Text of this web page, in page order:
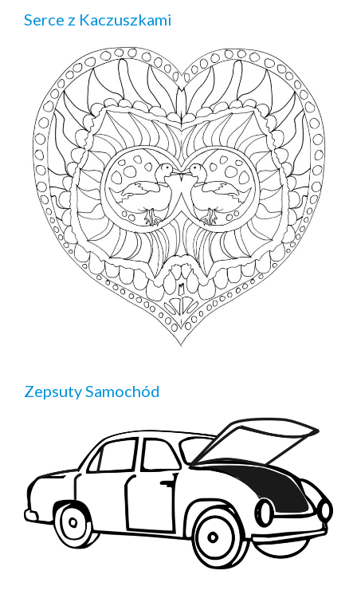
Serce z Kaczuszkami
Zepsuty Samochód